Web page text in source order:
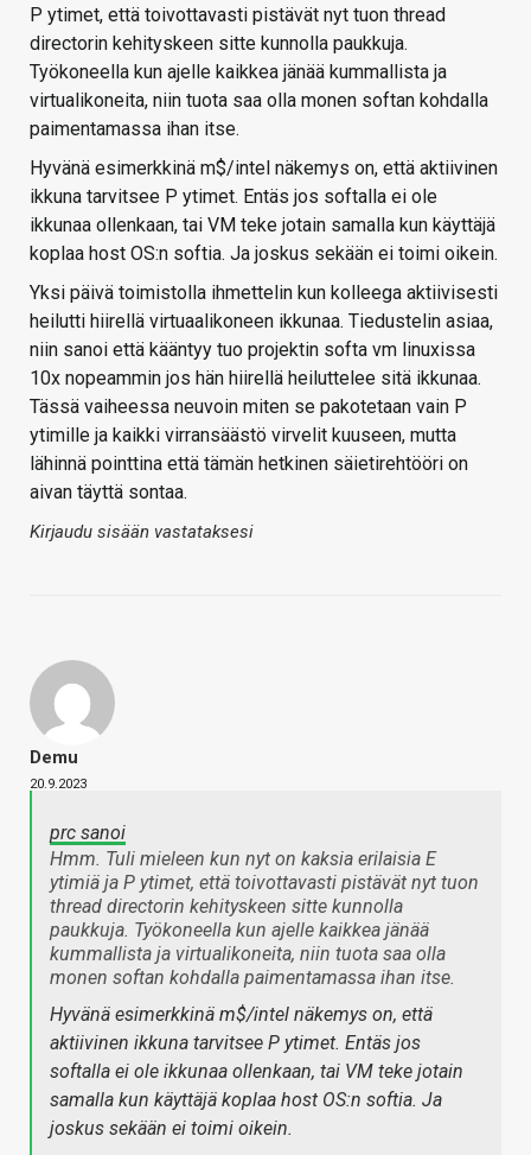
P ytimet, että toivottavasti pistävät nyt tuon thread
directorin kehityskeen sitte kunnolla paukkuja.
Työkoneella kun ajelle kaikkea jänää kummallista ja
virtualikoneita, niin tuota saa olla monen softan kohdalla
paimentamassa ihan itse.
Hyvänä esimerkkinä m$/intel näkemys on, että aktiivinen
ikkuna tarvitsee P ytimet. Entäs jos softalla ei ole
ikkunaa ollenkaan, tai VM teke jotain samalla kun käyttäjä
koplaa host OS:n softia. Ja joskus sekään ei toimi oikein.
Yksi päivä toimistolla ihmettelin kun kolleega aktiivisesti
heilutti hiirellä virtuaalikoneen ikkunaa. Tiedustelin asiaa,
niin sanoi että kääntyy tuo projektin softa vm linuxissa
10x nopeammin jos hän hiirellä heiluttelee sitä ikkunaa.
Tässä vaiheessa neuvoin miten se pakotetaan vain P
ytimille ja kaikki virransäästö virvelit kuuseen, mutta
lähinnä pointtina että tämän hetkinen säietirehtööri on
aivan täyttä sontaa.
Kirjaudu sisään vastataksesi
Demu
20.9.2023
prc sanoi
Hmm. Tuli mieleen kun nyt on kaksia erilaisia E
ytimiä ja P ytimet, että toivottavasti pistävät nyt tuon
thread directorin kehityskeen sitte kunnolla
paukkuja. Työkoneella kun ajelle kaikkea jänää
kummallista ja virtualikoneita, niin tuota saa olla
monen softan kohdalla paimentamassa ihan itse.
Hyvänä esimerkkinä m$/intel näkemys on, että
aktiivinen ikkuna tarvitsee P ytimet. Entäs jos
softalla ei ole ikkunaa ollenkaan, tai VM teke jotain
samalla kun käyttäjä koplaa host OS:n softia. Ja
joskus sekään ei toimi oikein.